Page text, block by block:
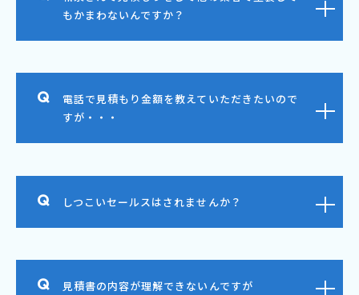
もかまわないんですか？
電話で見積もり金額を教えていただきたいので
すが・・・
しつこいセールスはされませんか？
見積書の内容が理解できないんですが